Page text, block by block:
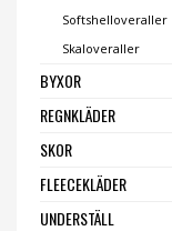
Softshelloveraller
Skaloveraller
BYXOR
REGNKLÄDER
SKOR
FLEECEKLÄDER
UNDERSTÄLL